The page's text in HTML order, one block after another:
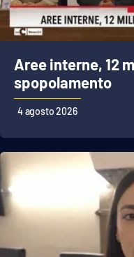
Good Morning
Parchi Marini
Leggendo Alvaro
Le perfidie di
Venti di
STREAMING
Aree interne, 12
spopolamento
4 agosto 2026